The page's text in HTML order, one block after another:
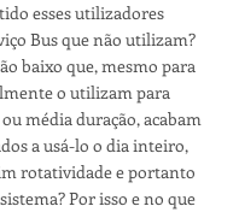
esses utilizadores
Bus que não utilizam?
baixo que, mesmo para
o utilizam para
média duração, acabam
a usá-lo o dia inteiro,
rotatividade e portanto
Por isso e no que